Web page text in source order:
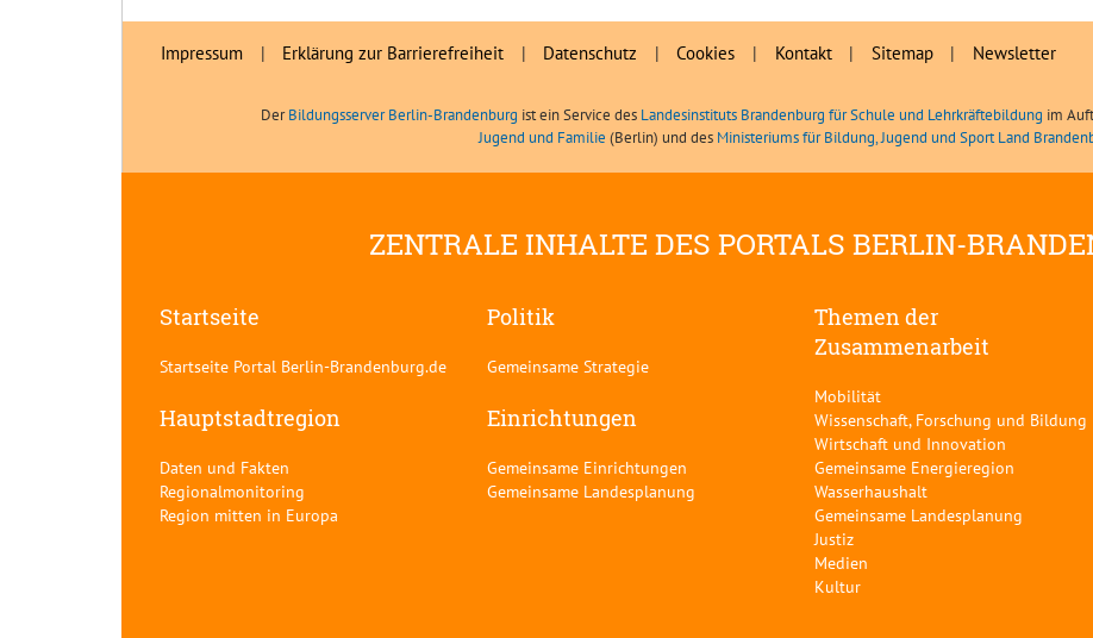
Impressum | Erklärung zur Barrierefreiheit | Datenschutz | Cookies | Kontakt | Sitemap | Newsletter
DerBildungsserver Berlin-Brandenburg ist ein Service des Landesinstituts Brandenburg für Schule und Lehrkräftebildung im
Jugend und Familie (Berlin) und des Ministeriums für Bildung, Jugend und Sport Land
ZENTRALE INHALTE DES PORTALS BERLIN-
Startseite
Startseite Portal Berlin-Brandenburg.de
Hauptstadtregion
Daten und Fakten
Regionalmonitoring
Region mitten in Europa
Politik
Gemeinsame Strategie
Einrichtungen
Gemeinsame Einrichtungen
Gemeinsame Landesplanung
Themen der
Zusammenarbeit
Mobilität
Wissenschaft, Forschung und Bildung
Wirtschaft und Innovation
Gemeinsame Energieregion
Wasserhaushalt
Gemeinsame Landesplanung
Justiz
Medien
Kultur